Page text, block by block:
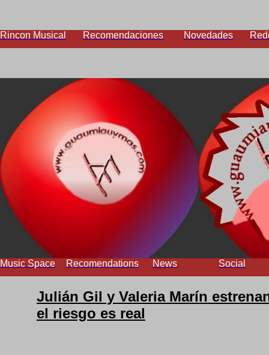
Rincon Musical Recomendaciones Novedades
Music Space Recomendations News Social
Julián Gil y Valeria Marín
el riesgo es real